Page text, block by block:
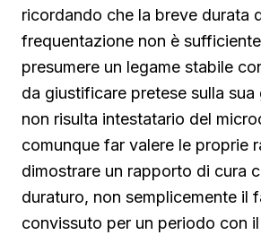
ricordando che la breve durata
frequentazione non è
presumere un legame stabile
da giustificare pretese sulla sua
non risulta intestatario del
comunque far valere le proprie
dimostrare un rapporto di cura
duraturo, non semplicemente il
convissuto per un periodo con